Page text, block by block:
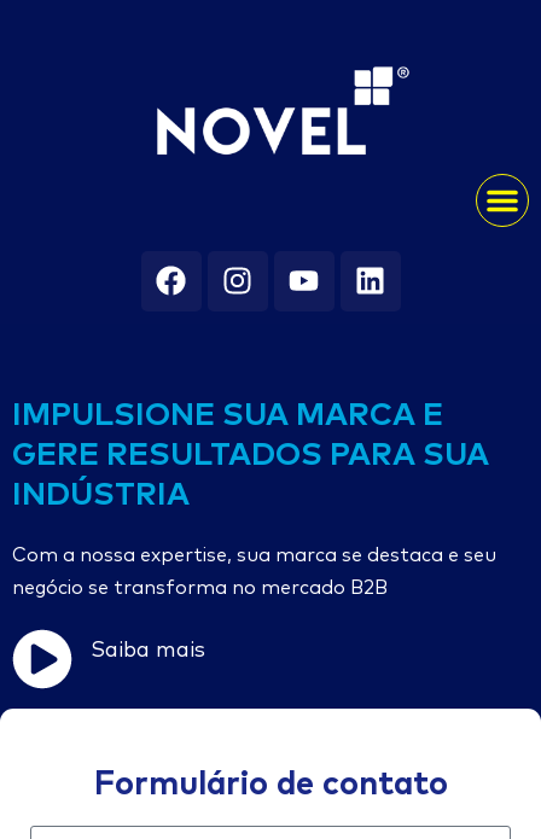
IMPULSIONE SUA MARCA E
GERE RESULTADOS PARA SUA
INDÚSTRIA
Com a nossa expertise, sua marca se destaca e seu
negócio se transforma no mercado B2B
Saiba mais
Formulário de contato